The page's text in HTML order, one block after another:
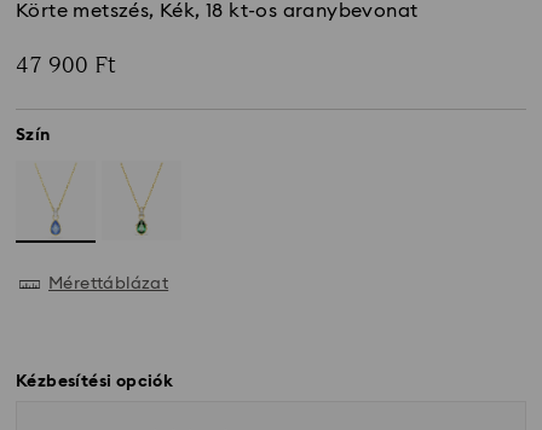
Körte metszés, Kék, 18 kt-os aranybevonat
47 900 Ft
Szín
Mérettáblázat
Kézbesítési opciók